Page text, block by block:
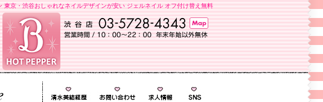
東京・渋谷おしゃれなネイルデザインが安い ジェルネイル オフ付け替え無料